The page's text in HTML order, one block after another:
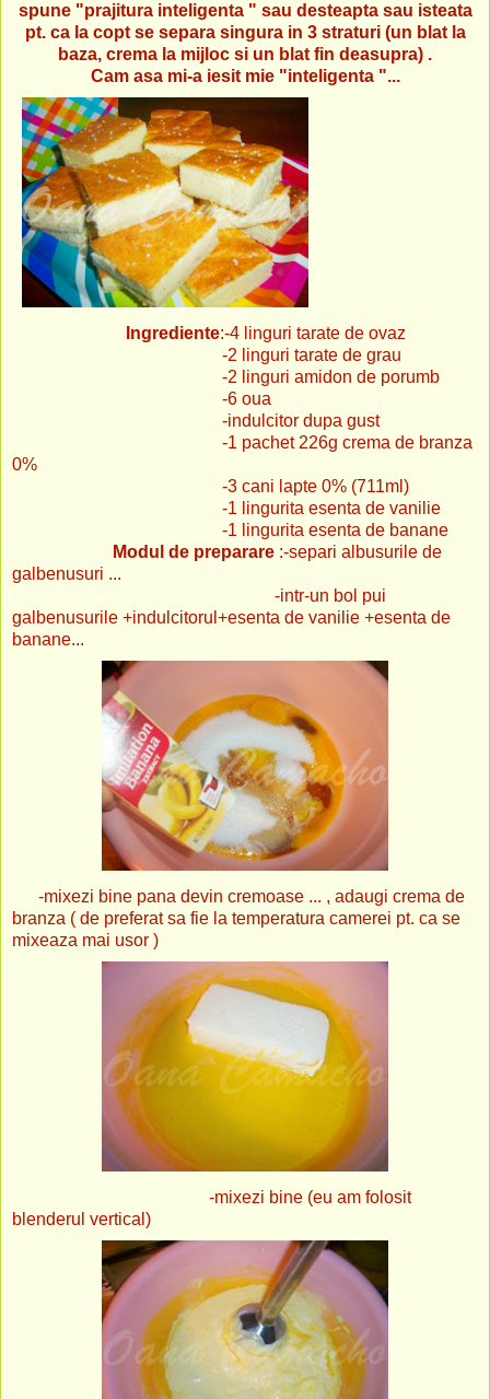
spune "prajitura inteligenta " sau desteapta sau isteata
pt. ca la copt se separa singura in 3 straturi (un blat la
baza, crema la mijloc si un blat fin deasupra) .
Cam asa mi-a iesit mie "inteligenta "...
Ingrediente:-4 linguri tarate de ovaz
-2 linguri tarate de grau
-2 linguri amidon de porumb
-6 oua
-indulcitor dupa gust
-1 pachet 226g crema de branza
0%
-3 cani lapte 0% (711ml)
-1 lingurita esenta de vanilie
-1 lingurita esenta de banane
Modul de preparare :-separi albusurile de
galbenusuri ...
-intr-un bol pui
galbenusurile +indulcitorul+esenta de vanilie +esenta de
banane...
-mixezi bine pana devin cremoase ... , adaugi crema de
branza ( de preferat sa fie la temperatura camerei pt. ca se
mixeaza mai usor )
-mixezi bine (eu am folosit
blenderul vertical)